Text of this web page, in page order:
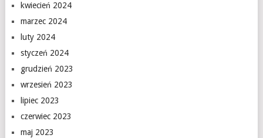
kwiecień 2024
marzec 2024
luty 2024
styczeń 2024
grudzień 2023
wrzesień 2023
lipiec 2023
czerwiec 2023
maj 2023